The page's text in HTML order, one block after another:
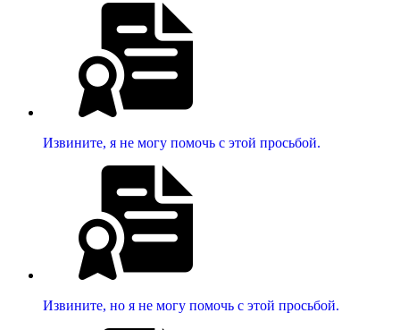
Извините, я не могу помочь с этой просьбой.
Извините, но я не могу помочь с этой просьбой.